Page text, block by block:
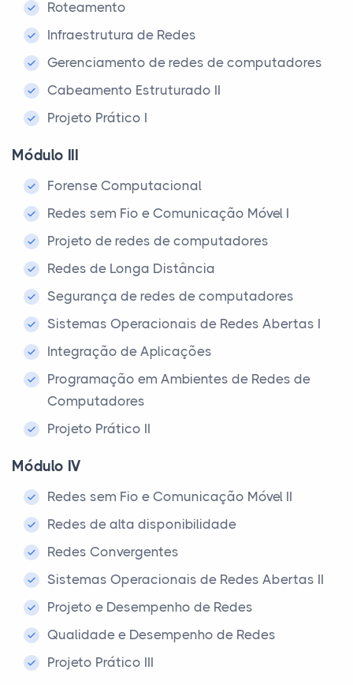
Roteamento
Infraestrutura de Redes
Gerenciamento de redes de computadores
Cabeamento Estruturado II
Projeto Prático I
Módulo III
Forense Computacional
Redes sem Fio e Comunicação Móvel I
Projeto de redes de computadores
Redes de Longa Distância
Segurança de redes de computadores
Sistemas Operacionais de Redes Abertas I
Integração de Aplicações
Programação em Ambientes de Redes de
Computadores
Projeto Prático II
Módulo IV
Redes sem Fio e Comunicação Móvel II
Redes de alta disponibilidade
Redes Convergentes
Sistemas Operacionais de Redes Abertas II
Projeto e Desempenho de Redes
Qualidade e Desempenho de Redes
Projeto Prático III